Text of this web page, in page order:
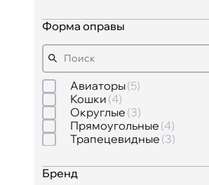
Форма оправы
Авиаторы 5
Кошки 4
Округлые 3
Прямоугольные 4
Трапецевидные 3
Бренд